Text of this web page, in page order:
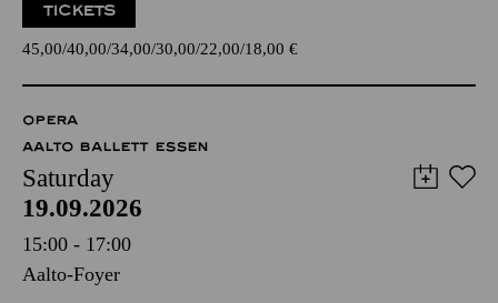
TICKETS
45,00 40,00 34,00 30,00 22,00 18,00 €
OPERA
AALTO BALLETT ESSEN
Saturday
19.09.2026
15:00 - 17:00
Aalto-Foyer